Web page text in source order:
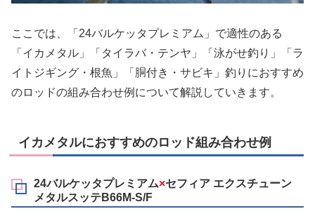
ここでは、「24バルケッタプレミアム」で適性のある
「イカメタル」「タイラバ・テンヤ」「泳がせ釣り」「ラ
イトジギング・根魚」「胴付き・サビキ」釣りにおすすめ
のロッドの組み合わせ例について解説していきます。
イカメタルにおすすめのロッド組み合わせ例
24バルケッタプレミアム×セフィア エクスチューン
メタルスッテB66M-S/F